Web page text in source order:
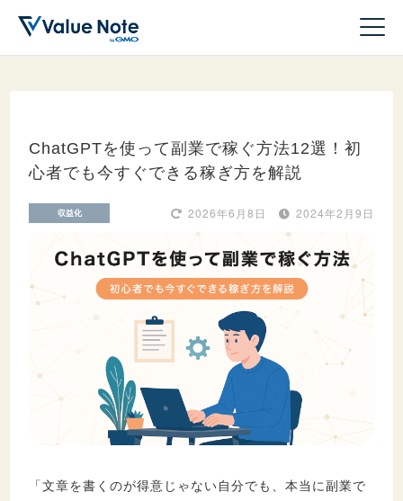
ドメイン
ホームページ作成
収益化
ChatGPTを使って副業で稼ぐ方法12選！初
心者でも今すぐできる稼ぎ方を解説
2024年2月9日
2026年6月8日
収益化
「文章を書くのが得意じゃない自分でも、本当に副業で